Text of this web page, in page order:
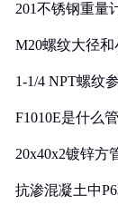
201不锈钢重量
M20螺纹大径
1-1/4 NPT螺纹
F1010E是什么
20x40x2镀锌方
抗渗混凝土中